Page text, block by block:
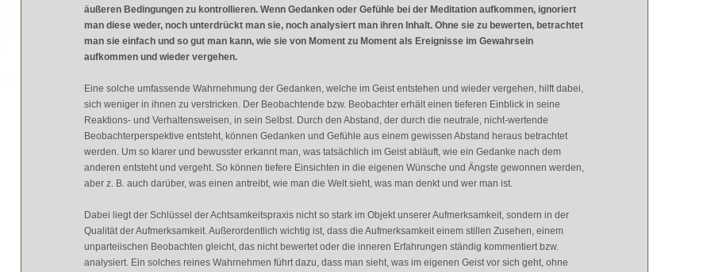
äußeren Bedingungen zu kontrollieren. Wenn Gedanken oder Gefühle bei der Meditation aufkommen, ignoriert
man diese weder, noch unterdrückt man sie, noch analysiert man ihren Inhalt. Ohne sie zu bewerten, betrachtet
man sie einfach und so gut man kann, wie sie von Moment zu Moment als Ereignisse im Gewahrsein
aufkommen und wieder vergehen.
Eine solche umfassende Wahrnehmung der Gedanken, welche im Geist entstehen und wieder vergehen, hilft dabei,
sich weniger in ihnen zu verstricken. Der Beobachtende bzw. Beobachter erhält einen tieferen Einblick in seine
Reaktions- und Verhaltensweisen, in sein Selbst. Durch den Abstand, der durch die neutrale, nicht-wertende
Beobachterperspektive entsteht, können Gedanken und Gefühle aus einem gewissen Abstand heraus betrachtet
werden. Um so klarer und bewusster erkannt man, was tatsächlich im Geist abläuft, wie ein Gedanke nach dem
anderen entsteht und vergeht. So können tiefere Einsichten in die eigenen Wünsche und Ängste gewonnen werden,
aber z. B. auch darüber, was einen antreibt, wie man die Welt sieht, was man denkt und wer man ist.
Dabei liegt der Schlüssel der Achtsamkeitspraxis nicht so stark im Objekt unserer Aufmerksamkeit, sondern in der
Qualität der Aufmerksamkeit. Außerordentlich wichtig ist, dass die Aufmerksamkeit einem stillen Zusehen, einem
unparteiischen Beobachten gleicht, das nicht bewertet oder die inneren Erfahrungen ständig kommentiert bzw.
analysiert. Ein solches reines Wahrnehmen führt dazu, dass man sieht, was im eigenen Geist vor sich geht, ohne